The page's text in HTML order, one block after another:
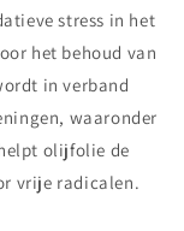
stress in het
het behoud van
in verband
waaronder
olijfolie de
vrije radicalen.